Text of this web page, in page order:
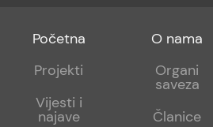
Footer
menu
Početna
Projekti
Vijesti i
najave
Footer
sub
O nama
Organi
saveza
Članice